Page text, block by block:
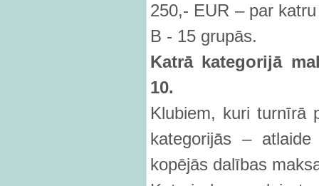
250,- EUR – par
B - 15 grupās.
Katrā kategorijā
10.
Klubiem, kuri turnīrā
kategorijās –
kopējās dalības